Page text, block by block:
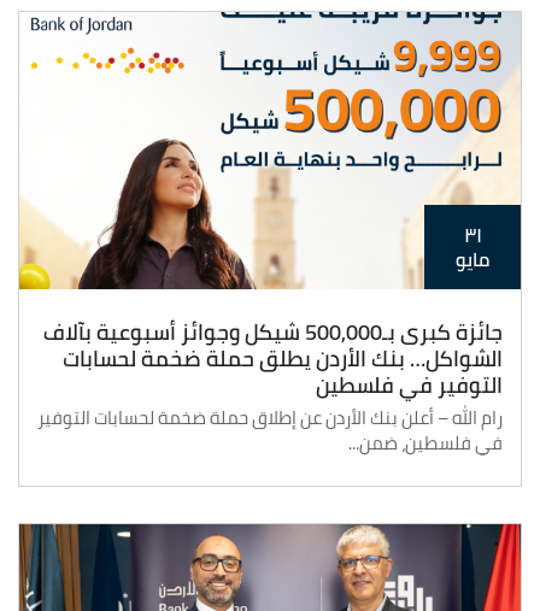
٣١
مايو
جائزة كبرى بـ500,000 شيكل وجوائز أسبوعية بآلاف
الشواكل… بنك الأردن يطلق حملة ضخمة لحسابات
التوفير في فلسطين
رام الله – أعلن بنك الأردن عن إطلاق حملة ضخمة لحسابات التوفير
في فلسطين، ضمن...